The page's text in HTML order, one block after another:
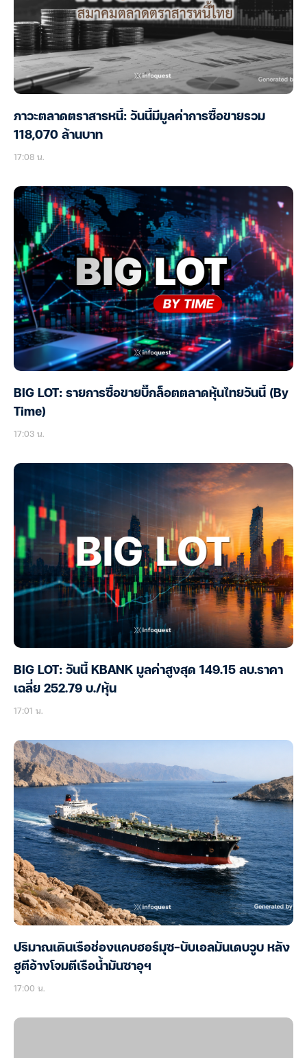
ภาวะตลาดตราสารหนี้: วันนี้มีมูลค่าการซื้อขายรวม
118,070 ล้านบาท
17:08 น.
BIG LOT: รายการซื้อขายบิ๊กล็อตตลาดหุ้นไทยวันนี้ (By
Time)
17:03 น.
BIG LOT: วันนี้ KBANK มูลค่าสูงสุด 149.15 ลบ.ราคา
เฉลี่ย 252.79 บ./หุ้น
17:01 น.
ปริมาณเดินเรือช่องแคบฮอร์มุซ-บับเอลมันเดบวูบ หลัง
ฮูตีอ้างโจมตีเรือน้ำมันซาอุฯ
17:00 น.